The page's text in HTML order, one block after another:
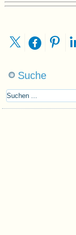
Suche